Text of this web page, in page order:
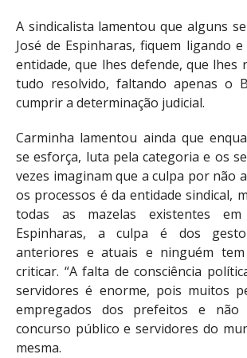
A sindicalista lamentou que alguns
José de Espinharas, fiquem ligando
entidade, que lhes defende, que lhes
tudo resolvido, faltando apenas o
cumprir a determinação judicial.
Carminha lamentou ainda que
se esforça, luta pela categoria e os
vezes imaginam que a culpa por não
os processos é da entidade sindical,
todas as mazelas existentes
Espinharas, a culpa é dos
anteriores e atuais e ninguém
criticar. “A falta de consciência
servidores é enorme, pois muitos
empregados dos prefeitos e não
concurso público e servidores do
mesma.